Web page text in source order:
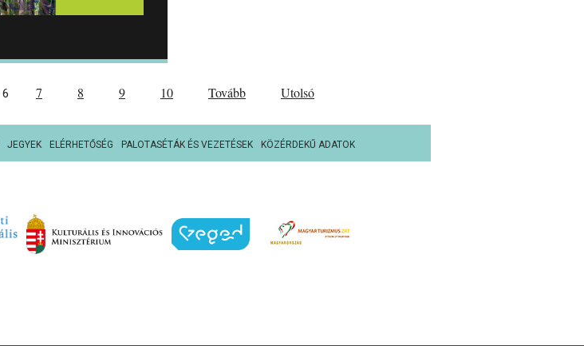
6 7 8 9 10 Tovább Utolsó
JEGYEK ELÉRHETŐSÉG PALOTASÉTÁK ÉS VEZETÉSEK KÖZÉRDEKŰ ADATOK